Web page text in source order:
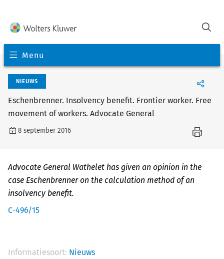
Menu
NIEUWS
Eschenbrenner. Insolvency benefit. Frontier worker. Free
movement of workers. Advocate General
8 september 2016
Advocate General Wathelet has given an opinion in the
case Eschenbrenner on the calculation method of an
insolvency benefit.
C-496/15
Informatiesoort: Nieuws